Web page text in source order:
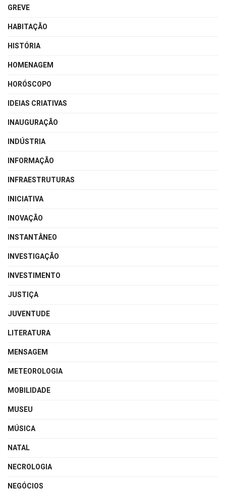
GREVE
HABITAÇÃO
HISTÓRIA
HOMENAGEM
HORÓSCOPO
IDEIAS CRIATIVAS
INAUGURAÇÃO
INDÚSTRIA
INFORMAÇÃO
INFRAESTRUTURAS
INICIATIVA
INOVAÇÃO
INSTANTÂNEO
INVESTIGAÇÃO
INVESTIMENTO
JUSTIÇA
JUVENTUDE
LITERATURA
MENSAGEM
METEOROLOGIA
MOBILIDADE
MUSEU
MÚSICA
NATAL
NECROLOGIA
NEGÓCIOS